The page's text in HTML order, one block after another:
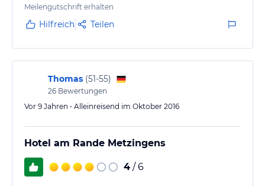
abwechslungsreich einschließlich des
Obstangebotes
Meilengutschrift erhalten
Hilfreich Teilen
Thomas (51-55)
26 Bewertungen
Vor 9 Jahren • Alleinreisend im Oktober 2016
Hotel am Rande Metzingens
4 / 6